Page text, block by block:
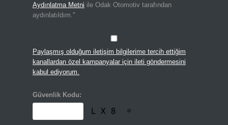
Aydınlatma Metni ile Odak Otomotiv tarafından
aydınlatıldım."
Paylaşmış olduğum iletişim bilgilerime tercih ettiğim
kanallardan özel kampanyalar için ileti göndermesini
kabul ediyorum.
Güvenlik Kodu: